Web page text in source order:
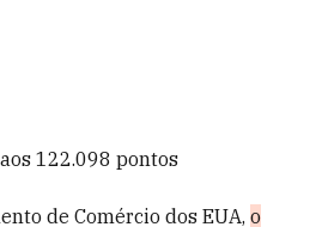
122.098 pontos
de Comércio dos EUA, o